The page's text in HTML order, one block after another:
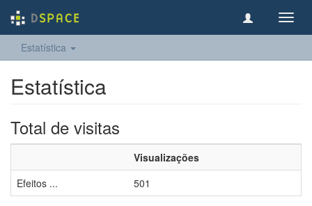
Estatística
Estatística
Total de visitas
Visualizações
Efeitos ...
501